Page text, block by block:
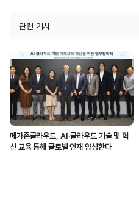
관련 기사
메가존클라우드, AI·클라우드 기술 및 혁
신 교육 통해 글로벌 인재 양성한다